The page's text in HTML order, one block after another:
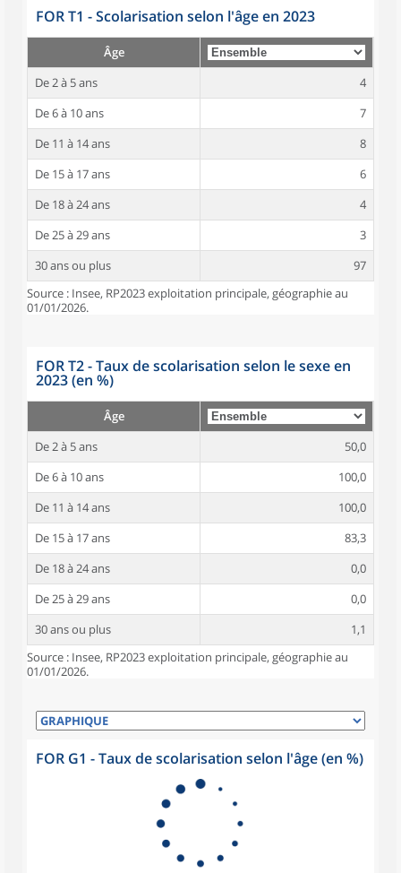
FOR T1 - Scolarisation selon l'âge en 2023
Âge
De 2 à 5 ans
4
De 6 à 10 ans
7
De 11 à 14 ans
8
De 15 à 17 ans
6
De 18 à 24 ans
4
De 25 à 29 ans
3
30 ans ou plus
97
Source : Insee, RP2023 exploitation principale, géographie au
01/01/2026.
FOR T2 - Taux de scolarisation selon le sexe en
2023 (en %)
Âge
De 2 à 5 ans
50,0
De 6 à 10 ans
100,0
De 11 à 14 ans
100,0
De 15 à 17 ans
83,3
De 18 à 24 ans
0,0
De 25 à 29 ans
0,0
30 ans ou plus
1,1
Source : Insee, RP2023 exploitation principale, géographie au
01/01/2026.
FOR G1 - Taux de scolarisation selon l'âge (en %)